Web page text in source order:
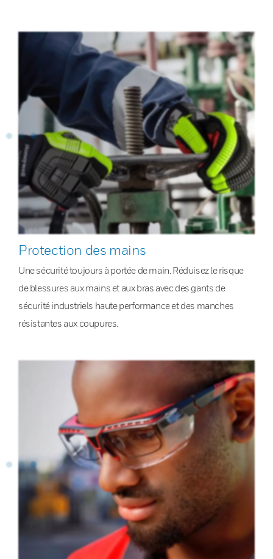
Protection des mains
Une sécurité toujours à portée de main. Réduisez le risque
de blessures aux mains et aux bras avec des gants de
sécurité industriels haute performance et des manches
résistantes aux coupures.